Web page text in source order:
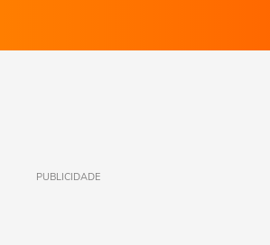
PUBLICIDADE